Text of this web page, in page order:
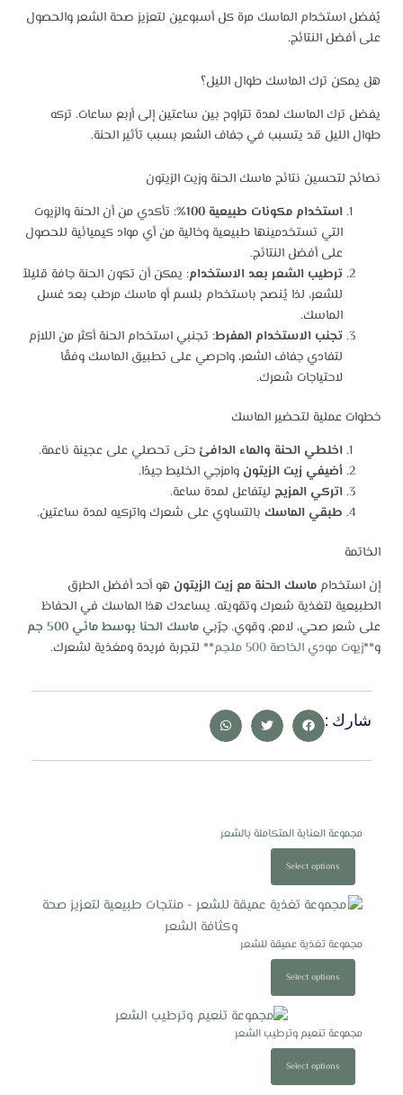
يُفضل استخدام الماسك مرة كل أسبوعين لتعزيز صحة الشعر والحصول
على أفضل النتائج.
هل يمكن ترك الماسك طوال الليل؟
يفضل ترك الماسك لمدة تتراوح بين ساعتين إلى أربع ساعات. تركه
طوال الليل قد يتسبب في جفاف الشعر بسبب تأثير الحنة.
نصائح لتحسين نتائج ماسك الحنة وزيت الزيتون
استخدام مكونات طبيعية 100%
: تأكدي من أن الحنة والزيوت
التي تستخدمينها طبيعية وخالية من أي مواد كيميائية للحصول
على أفضل النتائج.
ترطيب الشعر بعد الاستخدام: يمكن أن تكون الحنة جافة قليلاً
للشعر، لذا يُنصح باستخدام بلسم أو ماسك مرطب بعد غسل
الماسك.
تجنب الاستخدام المفرط: تجنبي استخدام الحنة أكثر من اللازم
لتفادي جفاف الشعر، واحرصي على تطبيق الماسك وفقًا
لاحتياجات شعرك.
خطوات عملية لتحضير الماسك
اخلطي الحنة والماء الدافئ حتى تحصلي على عجينة ناعمة.
أضيفي زيت الزيتون وامزجي الخليط جيدًا.
اتركي المزيج ليتفاعل لمدة ساعة.
طبقي الماسك بالتساوي على شعرك واتركيه لمدة ساعتين.
الخاتمة
إن استخدام ماسك الحنة مع زيت الزيتون هو أحد أفضل الطرق
الطبيعية لتغذية شعرك وتقويته. يساعدك هذا الماسك في الحفاظ
على شعر صحي، لامع، وقوي. جرّبي ماسك الحنا بوسط مائي 500 جم
و**زيوت مودي الخاصة 500 ملجم ** لتجربة فريدة ومغذية لشعرك.
شارك :
مجموعة العناية المتكاملة بالشعر
Select options
مجموعة تغذية عميقة للشعر
Select options
مجموعة تنعيم وترطيب الشعر
Select options